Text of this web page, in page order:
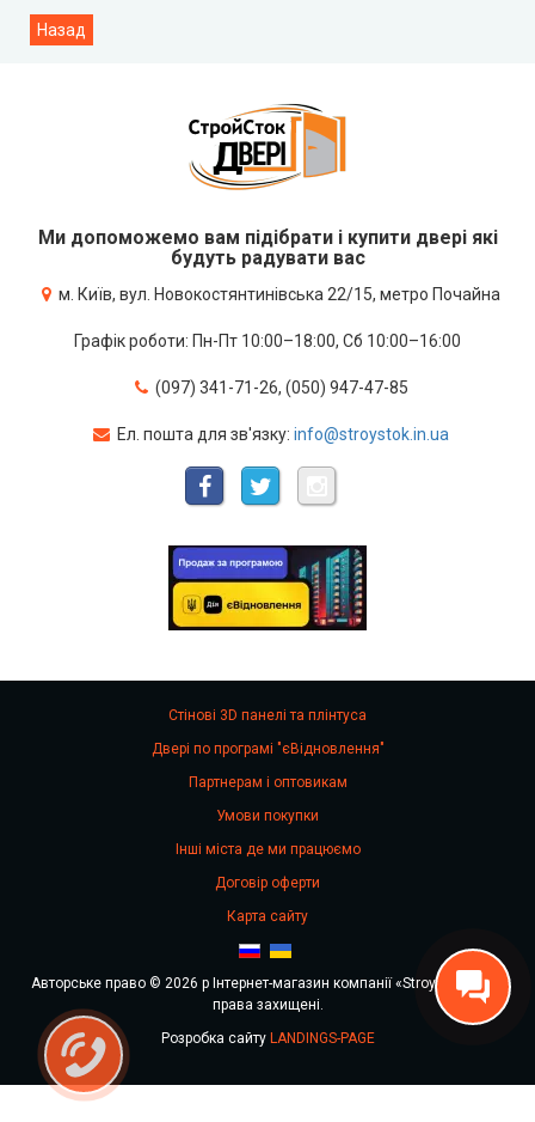
Ми допоможемо вам підібрати і купити двері які
будуть радувати вас
м. Київ, вул. Новокостянтинівська 22/15, метро Почайна
Графік роботи: Пн-Пт 10:00–18:00, Сб 10:00–16:00
(097) 341-71-26, (050) 947-47-85
Ел. пошта для зв'язку: info@stroystok.in.ua
Стінові 3D панелі та плінтуса
Двері по програмі "єВідновлення"
Партнерам і оптовикам
Умови покупки
Інші міста де ми працюємо
Договір оферти
Карта сайту
Авторське право © 2026 р Інтернет-магазин компанії «Stroy Stok». Всі
права захищені.
Розробка сайту LANDINGS-PAGE